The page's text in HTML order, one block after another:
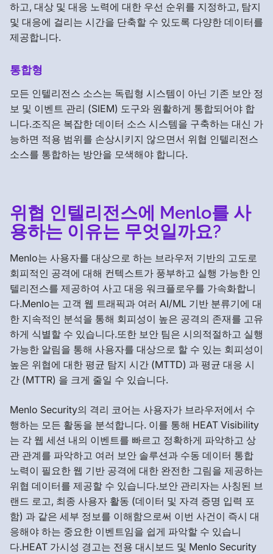
하고, 대상 및 대응 노력에 대한 우선 순위를 지정하고, 탐지
및 대응에 걸리는 시간을 단축할 수 있도록 다양한 데이터를
제공합니다.
통합형
모든 인텔리전스 소스는 독립형 시스템이 아닌 기존 보안 정
보 및 이벤트 관리 (SIEM) 도구와 원활하게 통합되어야 합
니다.조직은 복잡한 데이터 소스 시스템을 구축하는 대신 가
능하면 적용 범위를 손상시키지 않으면서 위협 인텔리전스
소스를 통합하는 방안을 모색해야 합니다.
위협 인텔리전스에 Menlo를 사
용하는 이유는 무엇일까요?
Menlo는 사용자를 대상으로 하는 브라우저 기반의 고도로
회피적인 공격에 대해 컨텍스트가 풍부하고 실행 가능한 인
텔리전스를 제공하여 사고 대응 워크플로우를 가속화합니
다.Menlo는 고객 웹 트래픽과 여러 AI/ML 기반 분류기에 대
한 지속적인 분석을 통해 회피성이 높은 공격의 존재를 고유
하게 식별할 수 있습니다.또한 보안 팀은 시의적절하고 실행
가능한 알림을 통해 사용자를 대상으로 할 수 있는 회피성이
높은 위협에 대한 평균 탐지 시간 (MTTD) 과 평균 대응 시
간 (MTTR) 을 크게 줄일 수 있습니다.
Menlo Security의 격리 코어는 사용자가 브라우저에서 수
행하는 모든 활동을 분석합니다. 이를 통해 HEAT Visibility
는 각 웹 세션 내의 이벤트를 빠르고 정확하게 파악하고 상
관 관계를 파악하고 여러 보안 솔루션과 수동 데이터 통합
노력이 필요한 웹 기반 공격에 대한 완전한 그림을 제공하는
위협 데이터를 제공할 수 있습니다.보안 관리자는 사칭된 브
랜드 로고, 최종 사용자 활동 (데이터 및 자격 증명 입력 포
함) 과 같은 세부 정보를 이해함으로써 이번 사건이 즉시 대
응해야 하는 중요한 이벤트임을 쉽게 파악할 수 있습니
다.HEAT 가시성 경고는 전용 대시보드 및 Menlo Security